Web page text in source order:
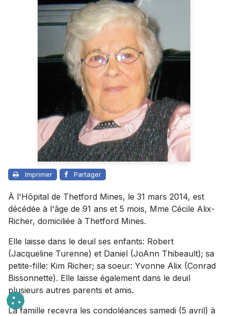
Imprimer Partager
À l'Hôpital de Thetford Mines, le 31 mars 2014, est
décédée à l'âge de 91 ans et 5 mois, Mme Cécile Alix-
Richer, domiciliée à Thetford Mines.
Elle laisse dans le deuil ses enfants: Robert
(Jacqueline Turenne) et Daniel (JoAnn Thibeault); sa
petite-fille: Kim Richer; sa soeur: Yvonne Alix (Conrad
Bissonnette). Elle laisse également dans le deuil
plusieurs autres parents et amis.
La famille recevra les condoléances samedi (5 avril) à